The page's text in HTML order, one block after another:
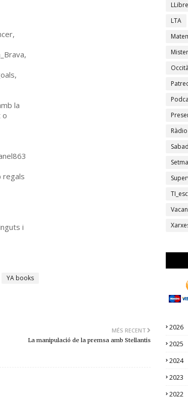
la
o
regals
i
YA books
MÉS RECENT
La manipulació de la premsa amb Stellantis
LTA
Ràdio
2026
2025
2024
2023
2022